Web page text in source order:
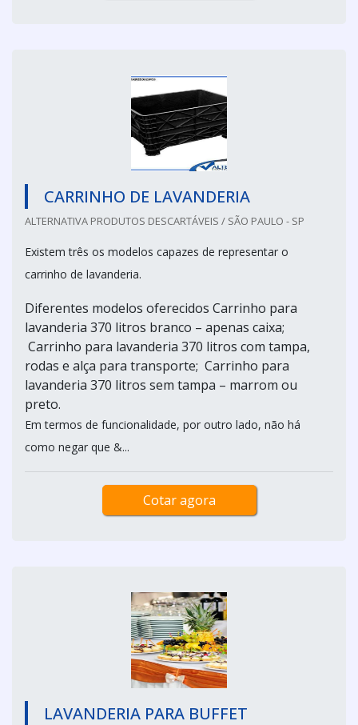
CARRINHO DE LAVANDERIA
ALTERNATIVA PRODUTOS DESCARTÁVEIS / SÃO PAULO - SP
Existem três os modelos capazes de representar o
carrinho de lavanderia.
Diferentes modelos oferecidos Carrinho para
lavanderia 370 litros branco – apenas caixa;
Carrinho para lavanderia 370 litros com tampa,
rodas e alça para transporte; Carrinho para
lavanderia 370 litros sem tampa – marrom ou
preto.
Em termos de funcionalidade, por outro lado, não há
como negar que &...
Cotar agora
LAVANDERIA PARA BUFFET